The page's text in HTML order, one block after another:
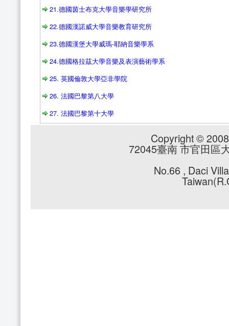
21.德國茵士布克大學音樂學研究所
22.德國漢諾威大學音樂教育研究所
23.德國漢堡大學威瑪-耶納音樂學系
24.德國格拉茲大學音樂及表演藝術學系
25. 英國倫敦大學亞非學院
26. 法國巴黎第八大學
27. 法國巴黎第十大學
Copyright ©
72045臺南 市官田區
No.66 , Daci